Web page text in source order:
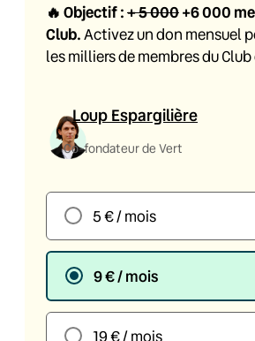
🔥 Objectif :+ 5 000+6 000
Club.Activez un don mensuel
les milliers de membres du Club
Loup Espargilière
Co-fondateur de Vert
5 € / mois
9 € / mois
19 € / mois